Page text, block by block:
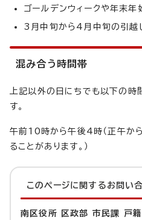
ゴールデンウィークや年末年
3月中旬から4月中旬の引越
混み合う時間帯
上記以外の日にちでも以下の時
す。
午前10時から午後4時（正午か
ることがあります。）
このページに関する お問い
南区役所 区政部 市民課 戸籍